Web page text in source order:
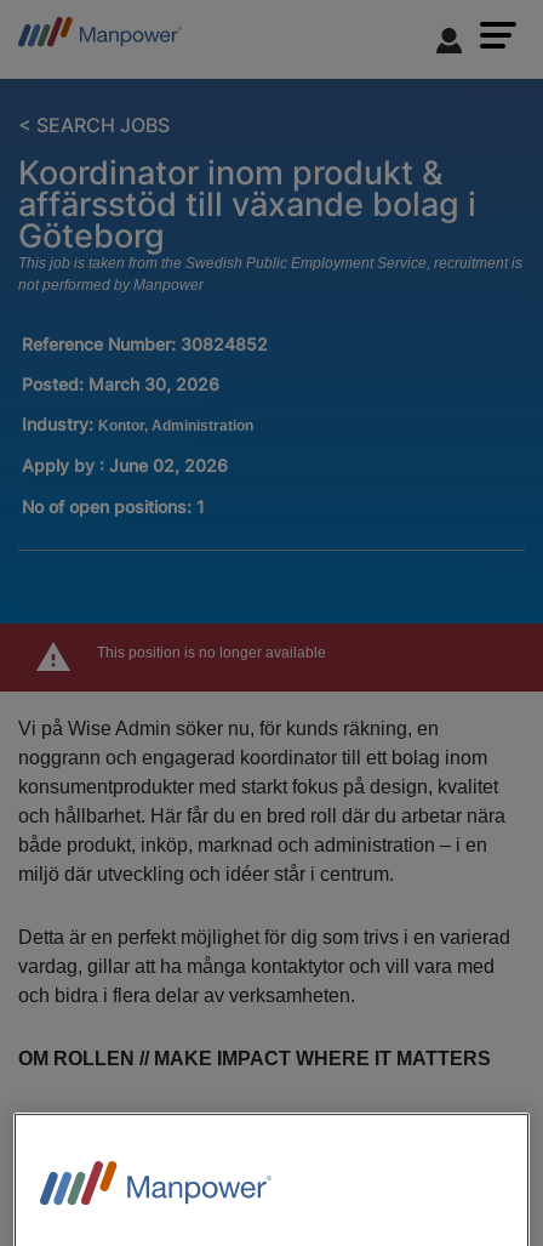
< SEARCH JOBS
Koordinator inom produkt &
affärsstöd till växande bolag i
Göteborg
This job is taken from the Swedish Public Employment Service, recruitment is
not performed by Manpower
Reference Number: 30824852
Posted: March 30, 2026
Industry: Kontor, Administration
Apply by : June 02, 2026
No of open positions: 1
This position is no longer available
Vi på Wise Admin söker nu, för kunds räkning, en
noggrann och engagerad koordinator till ett bolag inom
konsumentprodukter med starkt fokus på design, kvalitet
och hållbarhet. Här får du en bred roll där du arbetar nära
både produkt, inköp, marknad och administration – i en
miljö där utveckling och idéer står i centrum.
Detta är en perfekt möjlighet för dig som trivs i en varierad
vardag, gillar att ha många kontaktytor och vill vara med
och bidra i flera delar av verksamheten.
OM ROLLEN // MAKE IMPACT WHERE IT MATTERS
I rollen arbetar du operativt och stöttar flera funktioner i
produktutveckling, leverantörer och interna team, och
säkerställer att processer, information och flöden fungerar